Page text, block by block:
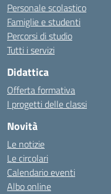
Personale scolastico
Famiglie e studenti
Percorsi di studio
Tutti i servizi
Didattica
Offerta formativa
I progetti delle classi
Novità
Le notizie
Le circolari
Calendario eventi
Albo online